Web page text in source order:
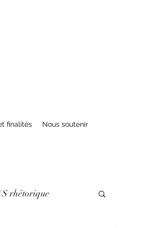
finalités Nous soutenir
rhétorique